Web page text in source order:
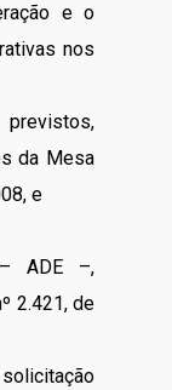
e o
nos
da Mesa
e
ADE –,
2.421, de